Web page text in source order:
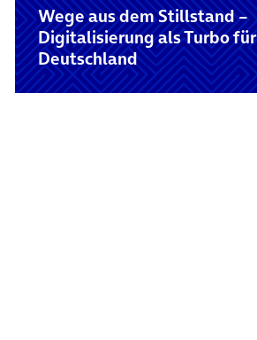
Wege aus dem Stillstand –
Digitalisierung als Turbo für
Deutschland